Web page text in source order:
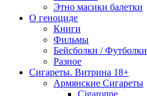
Этно масики балетки
О геноциде
Книги
Фильмы
Бейсболки / Футболки
Разное
Сигареты. Витрина 18+
Армянские Сигареты
Cigaronne